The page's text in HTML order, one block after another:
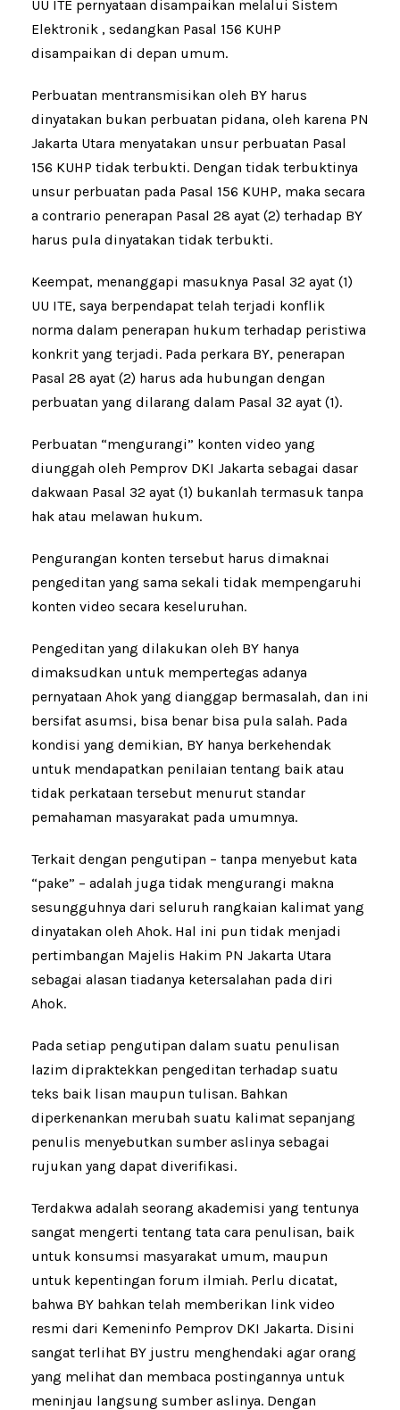
UU ITE pernyataan disampaikan melalui Sistem
Elektronik , sedangkan Pasal 156 KUHP
disampaikan di depan umum.
Perbuatan mentransmisikan oleh BY harus
dinyatakan bukan perbuatan pidana, oleh karena PN
Jakarta Utara menyatakan unsur perbuatan Pasal
156 KUHP tidak terbukti. Dengan tidak terbuktinya
unsur perbuatan pada Pasal 156 KUHP, maka secara
a contrario penerapan Pasal 28 ayat (2) terhadap BY
harus pula dinyatakan tidak terbukti.
Keempat, menanggapi masuknya Pasal 32 ayat (1)
UU ITE, saya berpendapat telah terjadi konflik
norma dalam penerapan hukum terhadap peristiwa
konkrit yang terjadi. Pada perkara BY, penerapan
Pasal 28 ayat (2) harus ada hubungan dengan
perbuatan yang dilarang dalam Pasal 32 ayat (1).
Perbuatan “mengurangi” konten video yang
diunggah oleh Pemprov DKI Jakarta sebagai dasar
dakwaan Pasal 32 ayat (1) bukanlah termasuk tanpa
hak atau melawan hukum.
Pengurangan konten tersebut harus dimaknai
pengeditan yang sama sekali tidak mempengaruhi
konten video secara keseluruhan.
Pengeditan yang dilakukan oleh BY hanya
dimaksudkan untuk mempertegas adanya
pernyataan Ahok yang dianggap bermasalah, dan ini
bersifat asumsi, bisa benar bisa pula salah. Pada
kondisi yang demikian, BY hanya berkehendak
untuk mendapatkan penilaian tentang baik atau
tidak perkataan tersebut menurut standar
pemahaman masyarakat pada umumnya.
Terkait dengan pengutipan – tanpa menyebut kata
“pake” – adalah juga tidak mengurangi makna
sesungguhnya dari seluruh rangkaian kalimat yang
dinyatakan oleh Ahok. Hal ini pun tidak menjadi
pertimbangan Majelis Hakim PN Jakarta Utara
sebagai alasan tiadanya ketersalahan pada diri
Ahok.
Pada setiap pengutipan dalam suatu penulisan
lazim dipraktekkan pengeditan terhadap suatu
teks baik lisan maupun tulisan. Bahkan
diperkenankan merubah suatu kalimat sepanjang
penulis menyebutkan sumber aslinya sebagai
rujukan yang dapat diverifikasi.
Terdakwa adalah seorang akademisi yang tentunya
sangat mengerti tentang tata cara penulisan, baik
untuk konsumsi masyarakat umum, maupun
untuk kepentingan forum ilmiah. Perlu dicatat,
bahwa BY bahkan telah memberikan link video
resmi dari Kemeninfo Pemprov DKI Jakarta. Disini
sangat terlihat BY justru menghendaki agar orang
yang melihat dan membaca postingannya untuk
meninjau langsung sumber aslinya. Dengan